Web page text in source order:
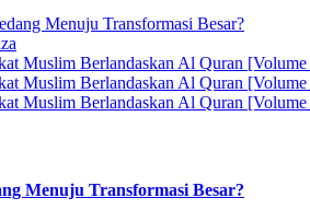
Menuju Transformasi Besar?
Muslim Berlandaskan Al Quran
Muslim Berlandaskan Al Quran
Muslim Berlandaskan Al Quran
Menuju Transformasi Besar?